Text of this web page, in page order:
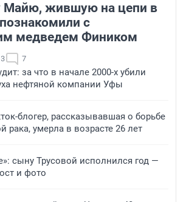
Майю, жившую на цепи в
с
медведем Фиником
7
за что в начале 2000-х убили
нефтяной компании Уфы
блогер, рассказывавшая о борьбе
рака, умерла в возрасте 26 лет
сыну Трусовой исполнился год —
и фото